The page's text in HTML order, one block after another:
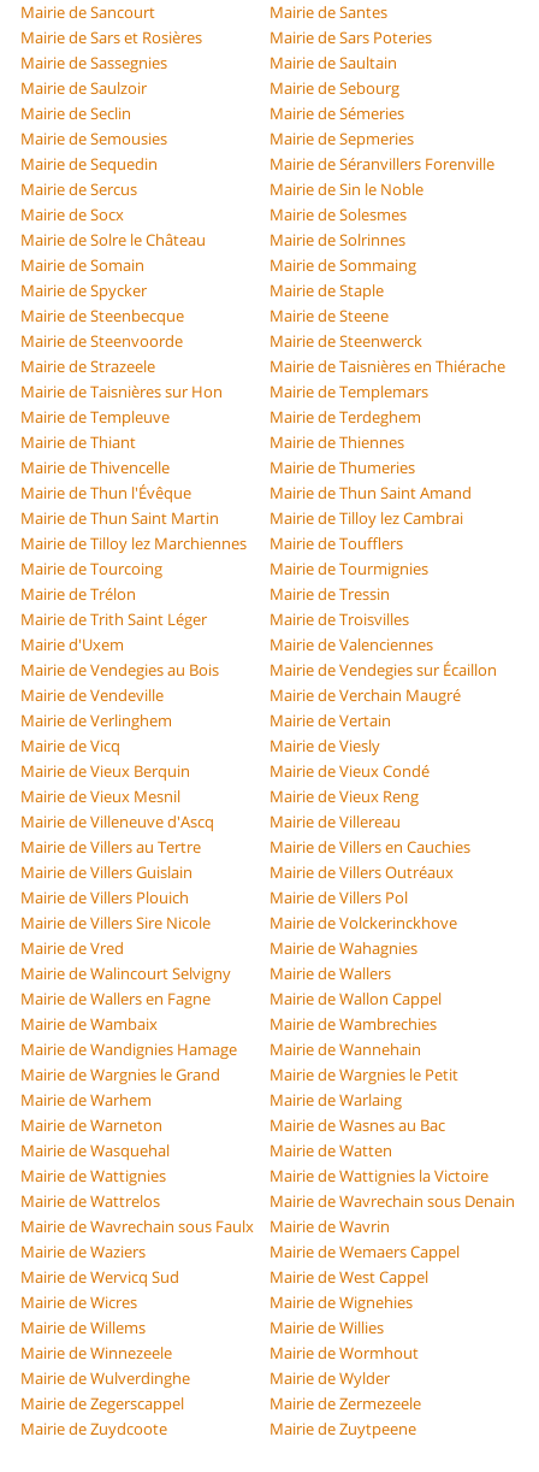
Mairie de Sancourt
Mairie de Santes
Mairie de Sars et Rosières
Mairie de Sars Poteries
Mairie de Sassegnies
Mairie de Saultain
Mairie de Saulzoir
Mairie de Sebourg
Mairie de Seclin
Mairie de Sémeries
Mairie de Semousies
Mairie de Sepmeries
Mairie de Sequedin
Mairie de Séranvillers Forenville
Mairie de Sercus
Mairie de Sin le Noble
Mairie de Socx
Mairie de Solesmes
Mairie de Solre le Château
Mairie de Solrinnes
Mairie de Somain
Mairie de Sommaing
Mairie de Spycker
Mairie de Staple
Mairie de Steenbecque
Mairie de Steene
Mairie de Steenvoorde
Mairie de Steenwerck
Mairie de Strazeele
Mairie de Taisnières en Thiérache
Mairie de Taisnières sur Hon
Mairie de Templemars
Mairie de Templeuve
Mairie de Terdeghem
Mairie de Thiant
Mairie de Thiennes
Mairie de Thivencelle
Mairie de Thumeries
Mairie de Thun l'Évêque
Mairie de Thun Saint Amand
Mairie de Thun Saint Martin
Mairie de Tilloy lez Cambrai
Mairie de Tilloy lez Marchiennes
Mairie de Toufflers
Mairie de Tourcoing
Mairie de Tourmignies
Mairie de Trélon
Mairie de Tressin
Mairie de Trith Saint Léger
Mairie de Troisvilles
Mairie d'Uxem
Mairie de Valenciennes
Mairie de Vendegies au Bois
Mairie de Vendegies sur Écaillon
Mairie de Vendeville
Mairie de Verchain Maugré
Mairie de Verlinghem
Mairie de Vertain
Mairie de Vicq
Mairie de Viesly
Mairie de Vieux Berquin
Mairie de Vieux Condé
Mairie de Vieux Mesnil
Mairie de Vieux Reng
Mairie de Villeneuve d'Ascq
Mairie de Villereau
Mairie de Villers au Tertre
Mairie de Villers en Cauchies
Mairie de Villers Guislain
Mairie de Villers Outréaux
Mairie de Villers Plouich
Mairie de Villers Pol
Mairie de Villers Sire Nicole
Mairie de Volckerinckhove
Mairie de Vred
Mairie de Wahagnies
Mairie de Walincourt Selvigny
Mairie de Wallers
Mairie de Wallers en Fagne
Mairie de Wallon Cappel
Mairie de Wambaix
Mairie de Wambrechies
Mairie de Wandignies Hamage
Mairie de Wannehain
Mairie de Wargnies le Grand
Mairie de Wargnies le Petit
Mairie de Warhem
Mairie de Warlaing
Mairie de Warneton
Mairie de Wasnes au Bac
Mairie de Wasquehal
Mairie de Watten
Mairie de Wattignies
Mairie de Wattignies la Victoire
Mairie de Wattrelos
Mairie de Wavrechain sous Denain
Mairie de Wavrechain sous Faulx
Mairie de Wavrin
Mairie de Waziers
Mairie de Wemaers Cappel
Mairie de Wervicq Sud
Mairie de West Cappel
Mairie de Wicres
Mairie de Wignehies
Mairie de Willems
Mairie de Willies
Mairie de Winnezeele
Mairie de Wormhout
Mairie de Wulverdinghe
Mairie de Wylder
Mairie de Zegerscappel
Mairie de Zermezeele
Mairie de Zuydcoote
Mairie de Zuytpeene